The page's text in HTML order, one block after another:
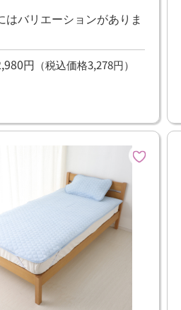
はバリエーションがありま
円 （税込価格3,278円）